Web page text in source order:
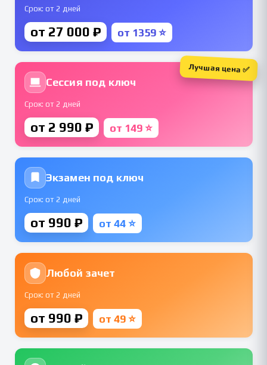
Срок: от 2 дней
от 27 000 ₽ от 1359 ⭐
Сессия под ключ
Срок: от 2 дней
от 2 990 ₽ от 149 ⭐
Лучшая цена ✅
Экзамен под ключ
Срок: от 2 дней
от 990 ₽ от 44 ⭐
Любой зачет
Срок: от 2 дней
от 990 ₽ от 49 ⭐